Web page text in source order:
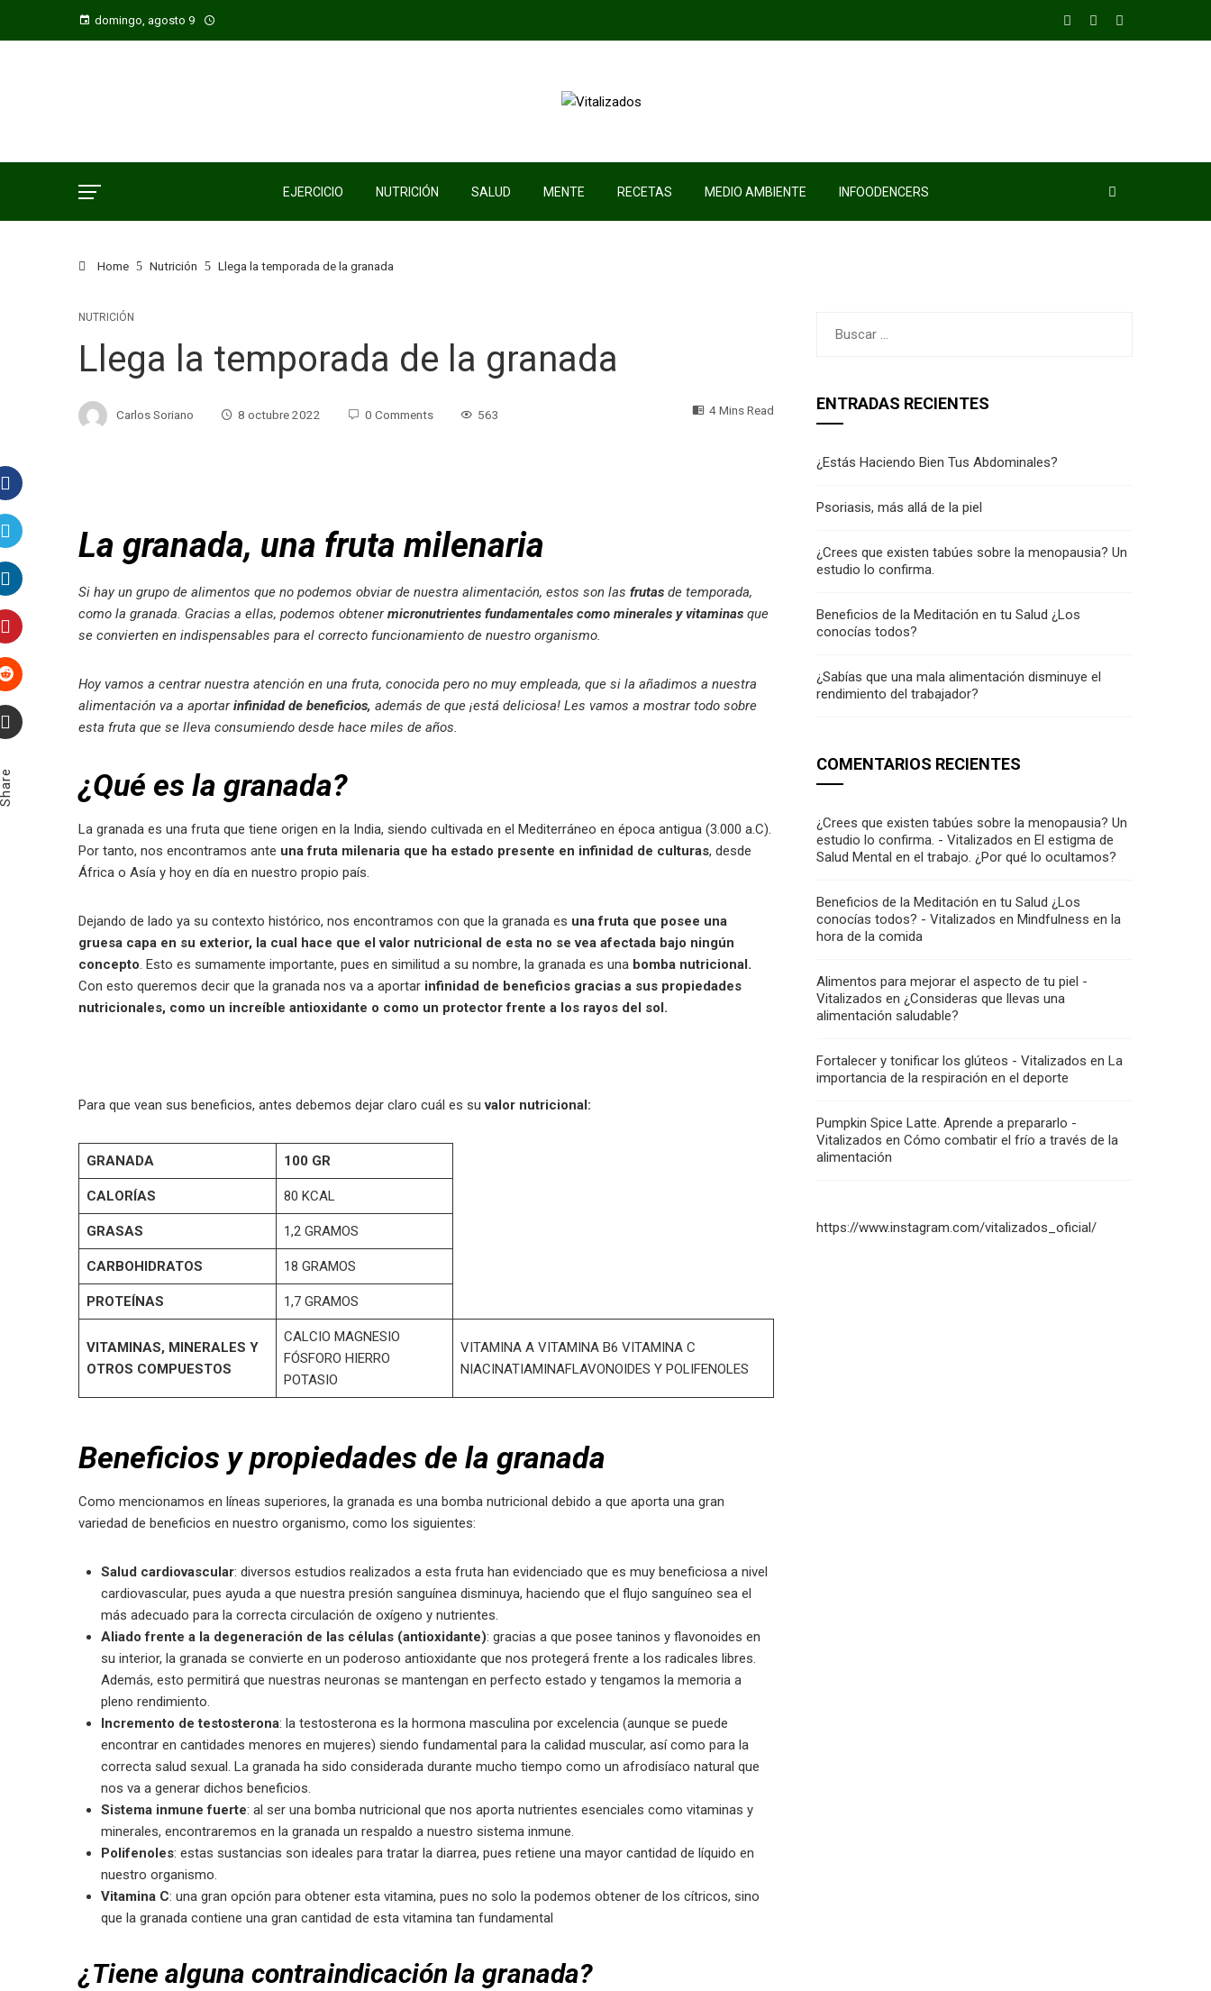
domingo, agosto 9
EJERCICIO NUTRICIÓN SALUD MENTE RECETAS MEDIO AMBIENTE INFOODENCERS
Home Nutrición Llega la temporada de la granada
NUTRICIÓN
Llega la temporada de la granada
Carlos Soriano 8 octubre 2022 0 Comments 563 4 Mins Read
Facebook
Twitter
LinkedIn
Pinterest
Stumbleupon
La granada, una fruta milenaria
Si hay un grupo de alimentos que no podemos obviar de nuestra alimentación, estos son las frutas de temporada,
como la granada. Gracias a ellas, podemos obtenermicronutrientes fundamentales como minerales y vitaminas que
se convierten en indispensables para el correcto funcionamiento de nuestro organismo.
Hoy vamos a centrar nuestra atención en una fruta, conocida pero no muy empleada, que si la añadimos a nuestra
alimentación va a aportarinfinidad de beneficios, además de que ¡está deliciosa! Les vamos a mostrar todo sobre
esta fruta que se lleva consumiendo desde hace miles de años.
¿Qué es la granada?
La granada es una fruta que tiene origen en la India, siendo cultivada en el Mediterráneo en época antigua (3.000 a.C).
Por tanto, nos encontramos ante una fruta milenaria que ha estado presente en infinidad de culturas, desde
África o Asía y hoy en día en nuestro propio país.
Dejando de lado ya su contexto histórico, nos encontramos con que la granada es una fruta que posee una
gruesa capa en su exterior, la cual hace que el valor nutricional de esta no se vea afectada bajo ningún
concepto. Esto es sumamente importante, pues en similitud a su nombre, la granada es una bomba nutricional.
Con esto queremos decir que la granada nos va a aportar infinidad de beneficios gracias a sus propiedades
nutricionales, como un increíble antioxidante o como un protector frente a los rayos del sol.
Para que vean sus beneficios, antes debemos dejar claro cuál es suvalor nutricional:
GRANADA 100 GR
CALORÍAS 80 KCAL
GRASAS 1,2 GRAMOS
CARBOHIDRATOS 18 GRAMOS
PROTEÍNAS 1,7 GRAMOS
VITAMINAS, MINERALES Y
OTROS COMPUESTOS
CALCIO MAGNESIO
FÓSFORO HIERRO
POTASIO
VITAMINA A VITAMINA B6 VITAMINA C
NIACINATIAMINAFLAVONOIDES Y POLIFENOLES
Beneficios y propiedades de la granada
Como mencionamos en líneas superiores, la granada es una bomba nutricional debido a que aporta una gran
variedad de beneficios en nuestro organismo, como los siguientes:
Salud cardiovascular: diversos estudios realizados a esta fruta han evidenciado que es muy beneficiosa a nivel
cardiovascular, pues ayuda a que nuestra presión sanguínea disminuya, haciendo que el flujo sanguíneo sea el
más adecuado para la correcta circulación de oxígeno y nutrientes.
Aliado frente a la degeneración de las células (antioxidante): gracias a que posee taninos y flavonoides en
su interior, la granada se convierte en un poderoso antioxidante que nos protegerá frente a los radicales libres.
Además, esto permitirá que nuestras neuronas se mantengan en perfecto estado y tengamos la memoria a
pleno rendimiento.
Incremento de testosterona: la testosterona es la hormona masculina por excelencia (aunque se puede
encontrar en cantidades menores en mujeres) siendo fundamental para la calidad muscular, así como para la
correcta salud sexual. La granada ha sido considerada durante mucho tiempo como un afrodisíaco natural que
nos va a generar dichos beneficios.
Sistema inmune fuerte: al ser una bomba nutricional que nos aporta nutrientes esenciales como vitaminas y
minerales, encontraremos en la granada un respaldo a nuestro sistema inmune.
Polifenoles: estas sustancias son ideales para tratar la diarrea, pues retiene una mayor cantidad de líquido en
nuestro organismo.
Vitamina C: una gran opción para obtener esta vitamina, pues no solo la podemos obtener de los cítricos, sino
que la granada contiene una gran cantidad de esta vitamina tan fundamental
¿Tiene alguna contraindicación la granada?
ENTRADAS RECIENTES
¿Estás Haciendo Bien Tus Abdominales?
Psoriasis, más allá de la piel
¿Crees que existen tabúes sobre la menopausia? Un
estudio lo confirma.
Beneficios de la Meditación en tu Salud ¿Los
conocías todos?
¿Sabías que una mala alimentación disminuye el
rendimiento del trabajador?
COMENTARIOS RECIENTES
¿Crees que existen tabúes sobre la menopausia? Un
estudio lo confirma. - Vitalizados en El estigma de
Salud Mental en el trabajo. ¿Por qué lo ocultamos?
Beneficios de la Meditación en tu Salud ¿Los
conocías todos? - Vitalizados en Mindfulness en la
hora de la comida
Alimentos para mejorar el aspecto de tu piel -
Vitalizados en ¿Consideras que llevas una
alimentación saludable?
Fortalecer y tonificar los glúteos - Vitalizados en La
importancia de la respiración en el deporte
Pumpkin Spice Latte. Aprende a prepararlo -
Vitalizados en Cómo combatir el frío a través de la
alimentación
https://www.instagram.com/vitalizados_oficial/